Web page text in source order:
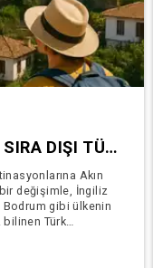
İNGILIZ TURISTLER 2025'TE SIRA DIŞI TÜRK DESTINASYONLARINA AKIN EDIYOR
Akın
değişimle, İngiliz
Bodrum gibi ülkenin
bilinen Türk